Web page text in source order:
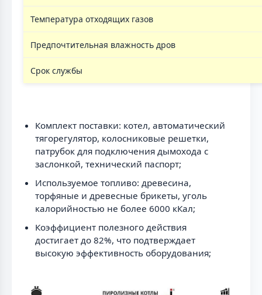
Температура отходящих газов
Предпочтительная влажность дров
Срок службы
Комплект поставки: котел, автоматический
тягорегулятор, колосниковые решетки,
патрубок для подключения дымохода с
заслонкой, технический паспорт;
Используемое топливо: древесина,
торфяные и древесные брикеты, уголь
калорийностью не более 6000 кКал;
Коэффициент полезного действия
достигает до 82%, что подтверждает
высокую эффективность оборудования;